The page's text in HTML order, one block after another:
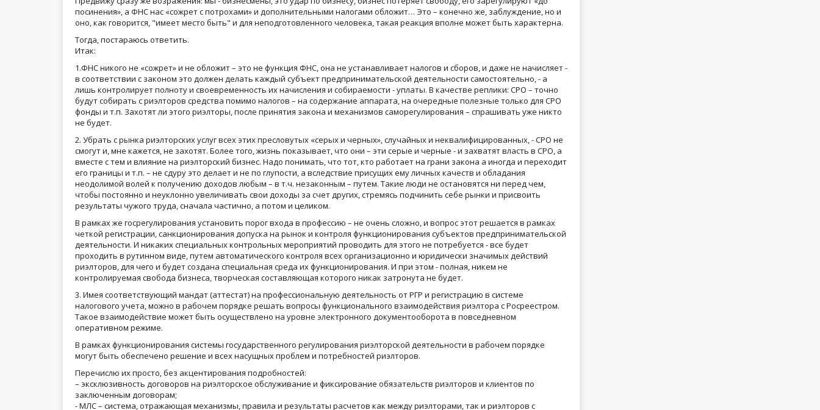
посинения», а ФНС нас «сожрет с потрохами» и дополнительными налогами обложит… Это – конечно же, заблуждение, но и
оно, как говорится, "имеет место быть" и для неподготовленного человека, такая реакция вполне может быть характерна.
Тогда, постараюсь ответить.
Итак:
1.ФНС никого не «сожрет» и не обложит – это не функция ФНС, она не устанавливает налогов и сборов, и даже не начисляет -
в соответствии с законом это должен делать каждый субъект предпринимательской деятельности самостоятельно, - а
лишь контролирует полноту и своевременность их начисления и собираемости - уплаты. В качестве реплики: СРО – точно
будут собирать с риэлторов средства помимо налогов – на содержание аппарата, на очередные полезные только для СРО
фонды и т.п. Захотят ли этого риэлторы, после принятия закона и механизмов саморегулирования – спрашивать уже никто
не будет.
2. Убрать с рынка риэлторских услуг всех этих пресловутых «серых и черных», случайных и неквалифицированных, - СРО не
смогут и, мне кажется, не захотят. Более того, жизнь показывает, что они – эти серые и черные - и захватят власть в СРО, а
вместе с тем и влияние на риэлторский бизнес. Надо понимать, что тот, кто работает на грани закона а иногда и переходит
его границы и т.п. – не сдуру это делает и не по глупости, а вследствие присущих ему личных качеств и обладания
неодолимой волей к получению доходов любым – в т.ч. незаконным – путем. Такие люди не остановятся ни перед чем,
чтобы постоянно и неуклонно увеличивать свои доходы за счет других, стремясь подчинить себе рынки и присвоить
результаты чужого труда, сначала частично, а потом и целиком.
В рамках же госрегулирования установить порог входа в профессию – не очень сложно, и вопрос этот решается в рамках
четкой регистрации, санкционирования допуска на рынок и контроля функционирования субъектов предпринимательской
деятельности. И никаких специальных контрольных мероприятий проводить для этого не потребуется - все будет
проходить в рутинном виде, путем автоматического контроля всех организационно и юридически значимых действий
риэлторов, для чего и будет создана специальная среда их функционирования. И при этом - полная, никем не
контролируемая свобода бизнеса, творческая составляющая которого никак затронута не будет.
3. Имея соответствующий мандат (аттестат) на профессиональную деятельность от РГР и регистрацию в системе
налогового учета, можно в рабочем порядке решать вопросы функционального взаимодействия риэлтора с Росреестром.
Такое взаимодействие может быть осуществлено на уровне электронного документооборота в повседневном
оперативном режиме.
В рамках функционирования системы государственного регулирования риэлторской деятельности в рабочем порядке
могут быть обеспечено решение и всех насущных проблем и потребностей риэлторов.
Перечислю их просто, без акцентирования подробностей:
– эксклюзивность договоров на риэлторское обслуживание и фиксирование обязательств риэлторов и клиентов по
заключенным договорам;
- МЛС – система, отражающая механизмы, правила и результаты расчетов как между риэлторами, так и риэлторов с